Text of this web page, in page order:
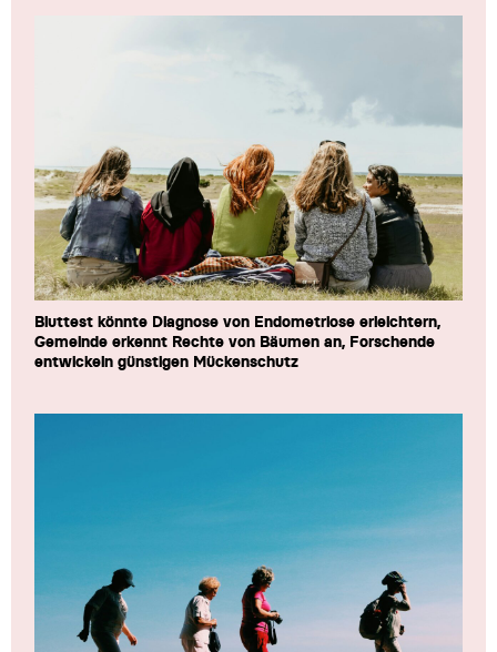
Bluttest könnte Diagnose von Endometriose erleichtern,
Gemeinde erkennt Rechte von Bäumen an, Forschende
entwickeln günstigen Mückenschutz